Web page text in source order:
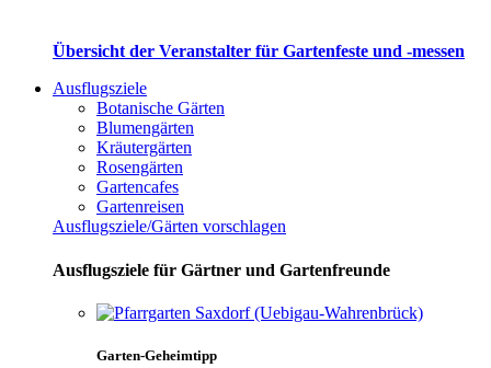
Übersicht der Veranstalter für Gartenfeste und -messen
Ausflugsziele
Botanische Gärten
Blumengärten
Kräutergärten
Rosengärten
Gartencafes
Gartenreisen
Ausflugsziele/Gärten vorschlagen
Ausflugsziele für Gärtner und Gartenfreunde
Garten-Geheimtipp